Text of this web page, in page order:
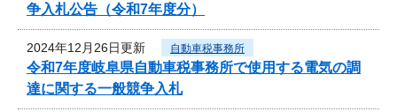
争入札公告（令和7年度分）
2024年12月26日更新 自動車税事務所
令和7年度岐阜県自動車税事務所で使用する電気の調
達に関する一般競争入札